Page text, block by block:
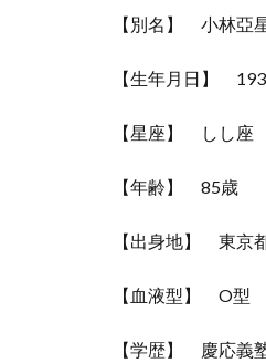
【別名】 小林亞
【生年月日】
【星座】 しし座
【年齢】 85歳
【出身地】 東京
【血液型】 O型
【学歴】 慶応義